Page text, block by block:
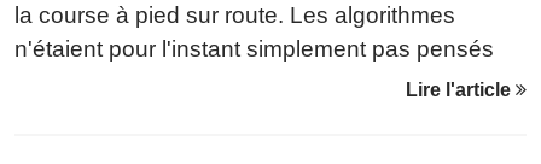
la course à pied sur route. Les algorithmes
n'étaient pour l'instant simplement pas pensés
pour le trail. La nouvelle version corrige cette
Lire l'article